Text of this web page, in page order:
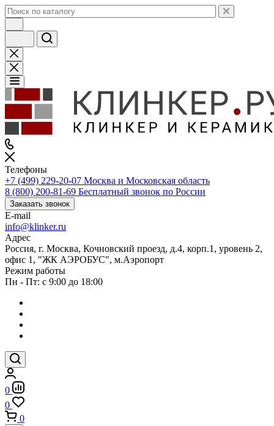
Телефоны
+7 (499) 229-20-07 Москва и Московская область
8 (800) 200-81-69 Бесплатный звонок по России
Заказать звонок
E-mail
info@klinker.ru
Адрес
Россия, г. Москва, Кочновский проезд, д.4, корп.1, уровень 2,
офис 1, "ЖК АЭРОБУС", м.Аэропорт
Режим работы
Пн - Пт: с 9:00 до 18:00
0
0
0